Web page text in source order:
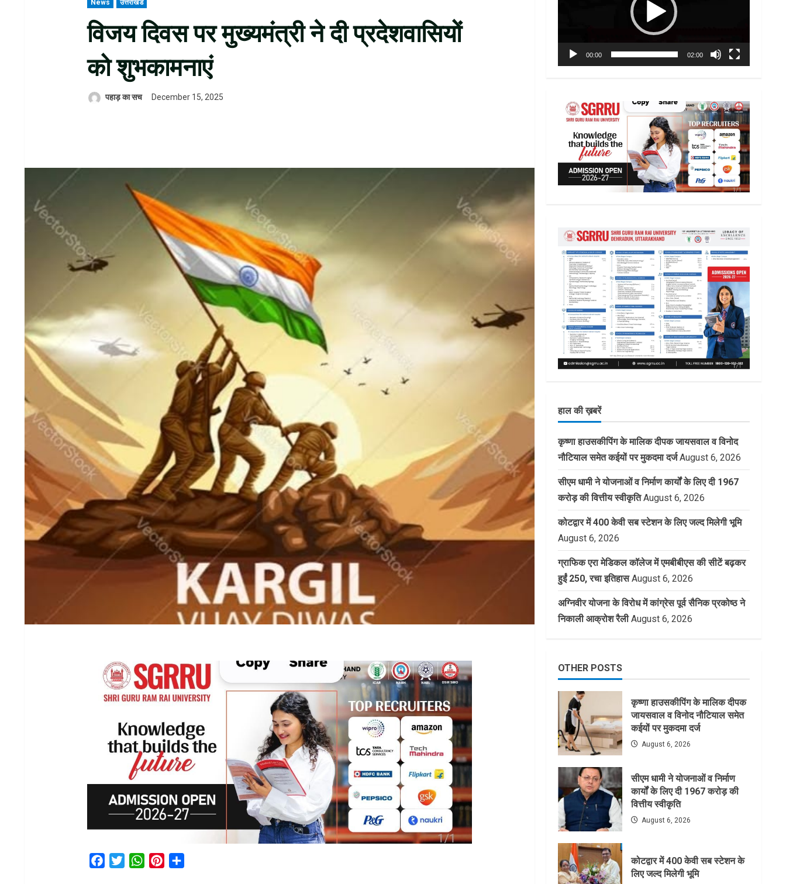
News उत्तराखंड
विजय दिवस पर मुख्यमंत्री ने दी प्रदेशवासियों
को शुभकामनाएं
पहाड़ का सच December 15, 2025
Facebook
TwitterWhatsAppPinterest
00:00 02:00
हाल की ख़बरें
कृष्णा हाउसकीपिंग के मालिक दीपक जायसवाल व विनोद
नौटियाल समेत कईयों पर मुकदमा दर्ज August 6, 2026
सीएम धामी ने योजनाओं व निर्माण कार्यों के लिए दी 1967
करोड़ की वित्तीय स्वीकृति August 6, 2026
कोटद्वार में 400 केवी सब स्टेशन के लिए जल्द मिलेगी भूमि
August 6, 2026
ग्राफिक एरा मेडिकल कॉलेज में एमबीबीएस की सीटें बढ़कर
हुईं 250, रचा इतिहास August 6, 2026
अग्निवीर योजना के विरोध में कांग्रेस पूर्व सैनिक प्रकोष्ठ ने
निकाली आक्रोश रैली August 6, 2026
OTHER POSTS
कृष्णा हाउसकीपिंग के मालिक दीपक
जायसवाल व विनोद नौटियाल समेत
कईयों पर मुकदमा दर्ज
August 6, 2026
सीएम धामी ने योजनाओं व निर्माण
कार्यों के लिए दी 1967 करोड़ की
वित्तीय स्वीकृति
August 6, 2026
कोटद्वार में 400 केवी सब स्टेशन के
लिए जल्द मिलेगी भूमि